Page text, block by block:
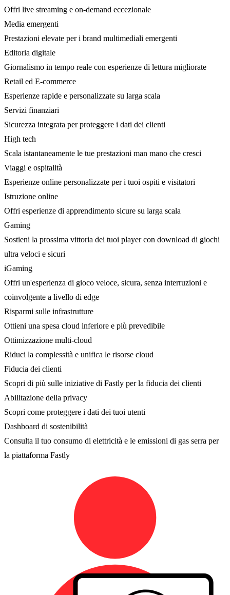
Offri live streaming e on-demand eccezionale
Media emergenti
Prestazioni elevate per i brand multimediali emergenti
Editoria digitale
Giornalismo in tempo reale con esperienze di lettura migliorate
Retail ed E-commerce
Esperienze rapide e personalizzate su larga scala
Servizi finanziari
Sicurezza integrata per proteggere i dati dei clienti
High tech
Scala istantaneamente le tue prestazioni man mano che cresci
Viaggi e ospitalità
Esperienze online personalizzate per i tuoi ospiti e visitatori
Istruzione online
Offri esperienze di apprendimento sicure su larga scala
Gaming
Sostieni la prossima vittoria dei tuoi player con download di giochi
ultra veloci e sicuri
iGaming
Offri un'esperienza di gioco veloce, sicura, senza interruzioni e
coinvolgente a livello di edge
Risparmi sulle infrastrutture
Ottieni una spesa cloud inferiore e più prevedibile
Ottimizzazione multi-cloud
Riduci la complessità e unifica le risorse cloud
Fiducia dei clienti
Scopri di più sulle iniziative di Fastly per la fiducia dei clienti
Abilitazione della privacy
Scopri come proteggere i dati dei tuoi utenti
Dashboard di sostenibilità
Consulta il tuo consumo di elettricità e le emissioni di gas serra per
la piattaforma Fastly